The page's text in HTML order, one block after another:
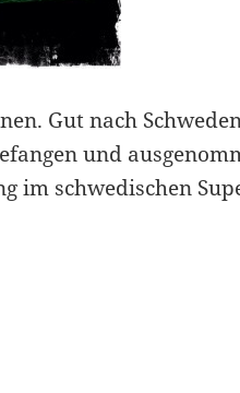
Gut nach
und
im schwedischen